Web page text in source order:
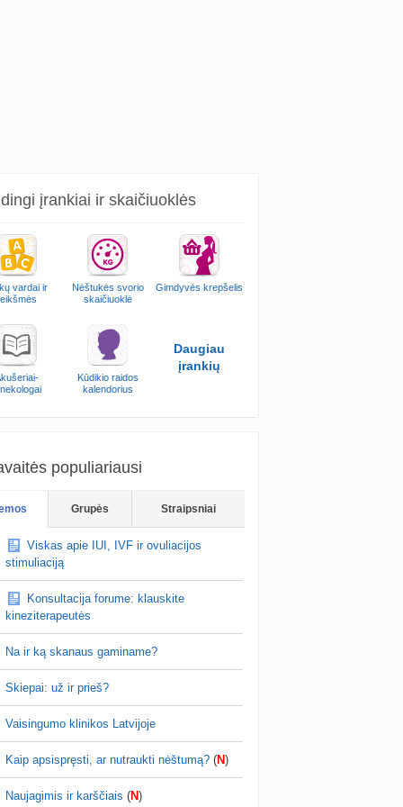
įrankiai ir skaičiuoklės
vardai ir
Nėštukės svorio
skaičiuoklė
Gimdyvės krepšelis
Kūdikio raidos
kalendorius
Daugiau
įrankių
populiariausi
Grupės Straipsniai
Viskas apie IUI, IVF ir ovuliacijos
stimuliaciją
Konsultacija forume: klauskite
kineziterapeutės
Na ir ką skanaus gaminame?
Skiepai: už ir prieš?
Vaisingumo klinikos Latvijoje
Kaip apsispręsti, ar nutraukti nėštumą? (N)
Naujagimis ir karščiais (N)